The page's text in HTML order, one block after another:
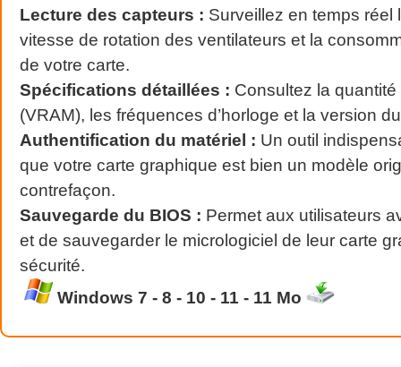
Lecture des capteurs : Surveillez en temps réel
vitesse de rotation des ventilateurs et la
de votre carte.
Spécifications détaillées : Consultez la
(VRAM), les fréquences d’horloge et la version
Authentification du matériel : Un outil
que votre carte graphique est bien un modèle
contrefaçon.
Sauvegarde du BIOS : Permet aux utilisateurs
et de sauvegarder le micrologiciel de leur carte
sécurité.
Windows 7 - 8 - 10 - 11 - 11 Mo